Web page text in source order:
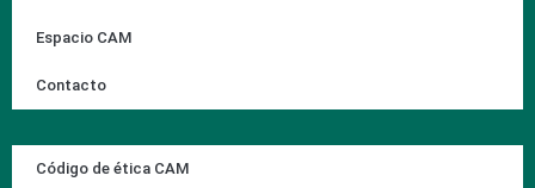
Espacio CAM
Contacto
Código de ética CAM